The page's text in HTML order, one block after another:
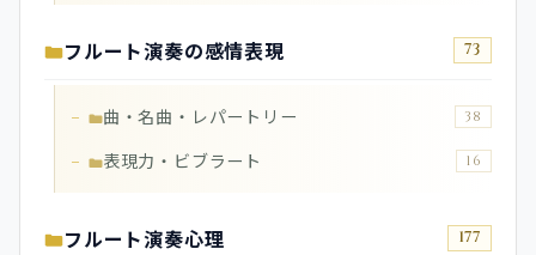
フルート演奏の感情表現 73
曲・名曲・レパートリー 38
表現力・ビブラート 16
フルート演奏心理 177